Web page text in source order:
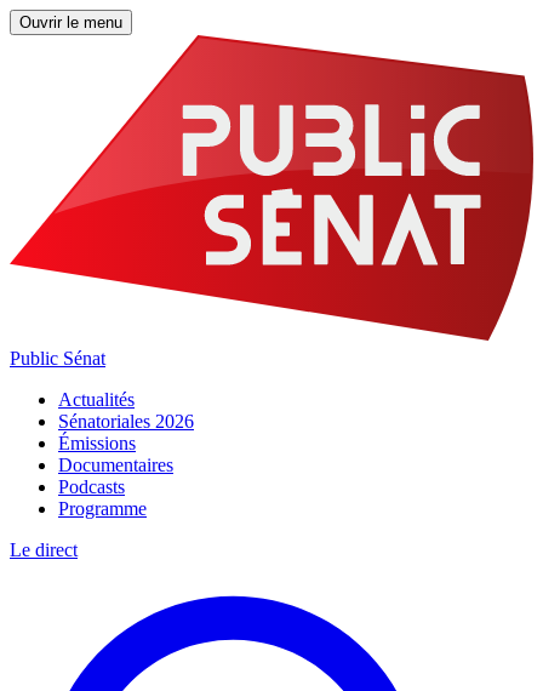
Ouvrir le menu
Public Sénat
Actualités
Sénatoriales 2026
Émissions
Documentaires
Podcasts
Programme
Le direct